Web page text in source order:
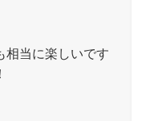
相当に楽しいです